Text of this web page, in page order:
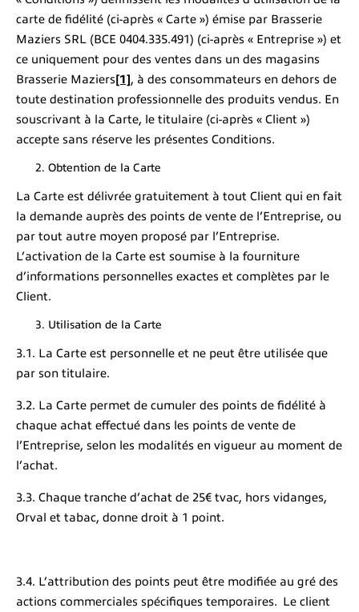
carte de fidélité (ci-après « Carte ») émise par Brasserie
Maziers SRL (BCE 0404.335.491) (ci-après « Entreprise ») et
ce uniquement pour des ventes dans un des magasins
Brasserie Maziers[1], à des consommateurs en dehors de
toute destination professionnelle des produits vendus. En
souscrivant à la Carte, le titulaire (ci-après « Client »)
accepte sans réserve les présentes Conditions.
Obtention de la Carte
La Carte est délivrée gratuitement à tout Client qui en fait
la demande auprès des points de vente de l’Entreprise, ou
par tout autre moyen proposé par l’Entreprise.
L’activation de la Carte est soumise à la fourniture
d’informations personnelles exactes et complètes par le
Client.
Utilisation de la Carte
3.1. La Carte est personnelle et ne peut être utilisée que
par son titulaire.
3.2. La Carte permet de cumuler des points de fidélité à
chaque achat effectué dans les points de vente de
l’Entreprise, selon les modalités en vigueur au moment de
l’achat.
3.3. Chaque tranche d’achat de 25€ tvac, hors vidanges,
Orval et tabac, donne droit à 1 point.
3.4. L’attribution des points peut être modifiée au gré des
actions commerciales spécifiques temporaires. Le client